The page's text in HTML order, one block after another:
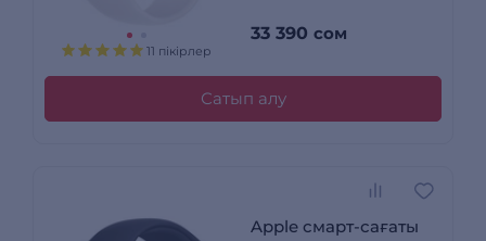
11 пікірлер
33 390 сом
Сатып алу
Apple смарт-сағаты